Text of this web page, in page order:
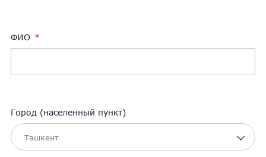
ФИО
Город (населенный пункт)